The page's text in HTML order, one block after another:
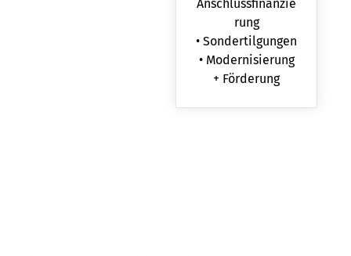
Anschlussfinanzie
rung
• Sondertilgungen
• Modernisierung
+ Förderung